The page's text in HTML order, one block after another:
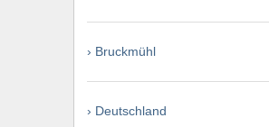
› Bruckmühl
› Deutschland